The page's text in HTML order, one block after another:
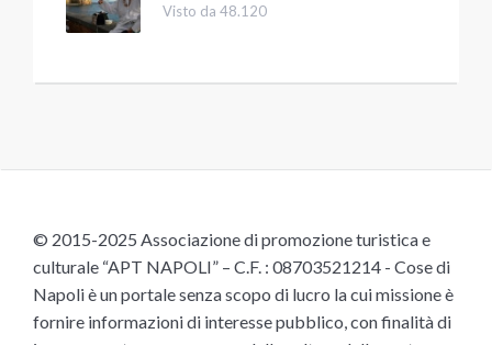
Visto da 48.120
© 2015-2025 Associazione di promozione turistica e
culturale “APT NAPOLI” – C.F. : 08703521214 - Cose di
Napoli è un portale senza scopo di lucro la cui missione è
fornire informazioni di interesse pubblico, con finalità di